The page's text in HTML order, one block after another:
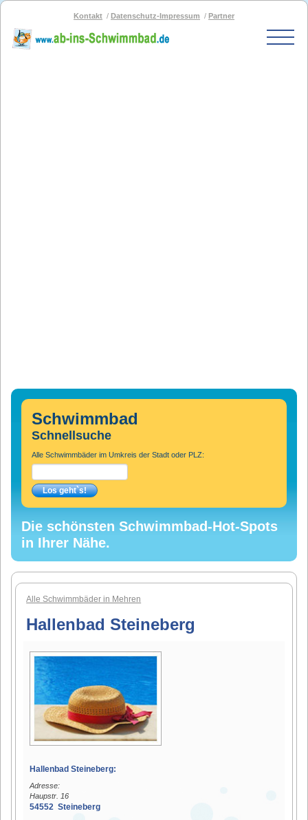
Kontakt Datenschutz-Impressum Partner
Schwimmbad
Schnellsuche
Alle Schwimmbäder im Umkreis der Stadt oder PLZ:
Die schönsten Schwimmbad-Hot-Spots
in Ihrer Nähe.
Alle Schwimmbäder in Mehren
Hallenbad Steineberg
Hallenbad Steineberg:
Adresse:
Haupstr. 16
54552 Steineberg